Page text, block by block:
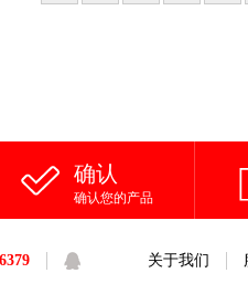
确认
确认您的产品
关于我们